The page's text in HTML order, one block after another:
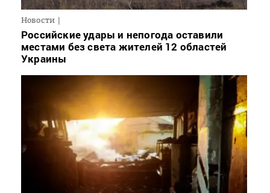
Новости
Российские удары и непогода оставили
местами без света жителей 12 областей
Украины